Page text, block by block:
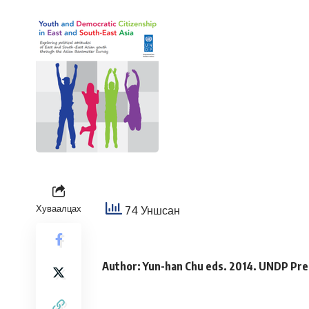
Хуваалцах 74 Уншсан
Author: Yun-han Chu eds. 2014. UNDP